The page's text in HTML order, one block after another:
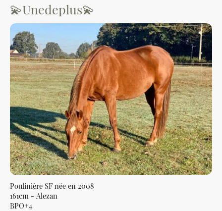
💫Unedeplus💫
Poulinière SF née en 2008
161cm - Alezan
BPO+4